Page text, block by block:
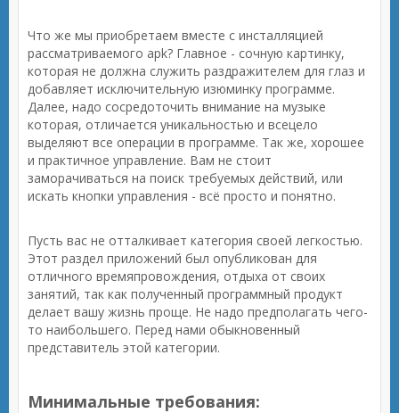
Что же мы приобретаем вместе с инсталляцией
рассматриваемого apk? Главное - сочную картинку,
которая не должна служить раздражителем для глаз и
добавляет исключительную изюминку программе.
Далее, надо сосредоточить внимание на музыке
которая, отличается уникальностью и всецело
выделяют все операции в программе. Так же, хорошее
и практичное управление. Вам не стоит
заморачиваться на поиск требуемых действий, или
искать кнопки управления - всё просто и понятно.
Пусть вас не отталкивает категория своей легкостью.
Этот раздел приложений был опубликован для
отличного времяпровождения, отдыха от своих
занятий, так как полученный программный продукт
делает вашу жизнь проще. Не надо предполагать чего-
то наибольшего. Перед нами обыкновенный
представитель этой категории.
Минимальные требования: